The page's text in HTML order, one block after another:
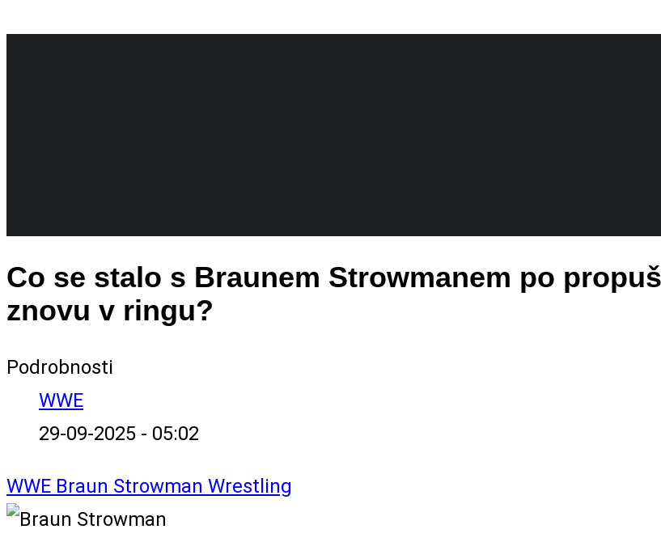
Co se stalo s Braunem Strowmanem po
znovu v ringu?
Podrobnosti
WWE
29-09-2025 - 05:02
WWE Braun Strowman Wrestling